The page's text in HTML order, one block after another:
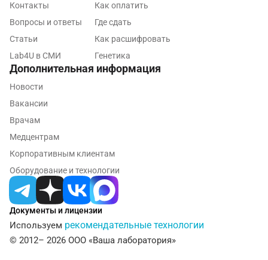
Павловский посад
Пермь
Подольск
Пушкино
Пятигорск
Раменское
Реутов
Документы и лицензии
Используем рекомендательные технологии
© 2012– 2026 ООО «Ваша лаборатория»
Контакты
Вопросы и ответы
Статьи
Lab4U в СМИ
Как оплатить
Где сдать
Как расшифровать
Генетика
Дополнительная информация
Новости
Вакансии
Врачам
Медцентрам
Корпоративным клиентам
Оборудование и технологии